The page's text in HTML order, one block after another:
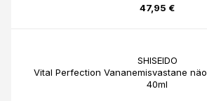
47,95 €
SHISEIDO
Vital Perfection Vananemisvastane
40ml